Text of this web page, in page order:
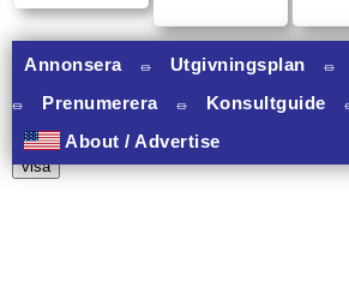
Annonsera ⏛ Utgivningsplan ⏛
⏛
Prenumerera ⏛ Konsultguide
About / Advertise
10 banners varav 10 har onclick.